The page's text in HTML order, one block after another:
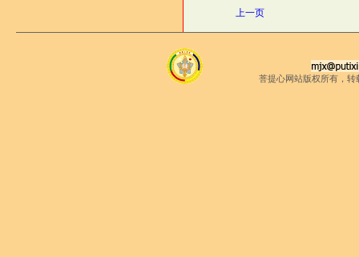
上一页
菩提心网站版权所有，